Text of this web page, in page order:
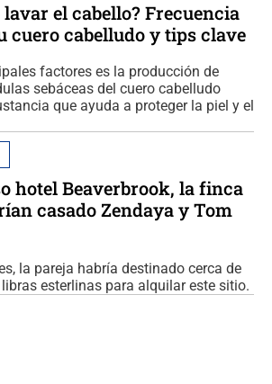
lavar el cabello? Frecuencia
cuero cabelludo y tips clave
factores es la producción de
sebáceas del cuero cabelludo
que ayuda a proteger la piel y el
hotel Beaverbrook, la finca
casado Zendaya y Tom
la pareja habría destinado cerca de
esterlinas para alquilar este sitio.